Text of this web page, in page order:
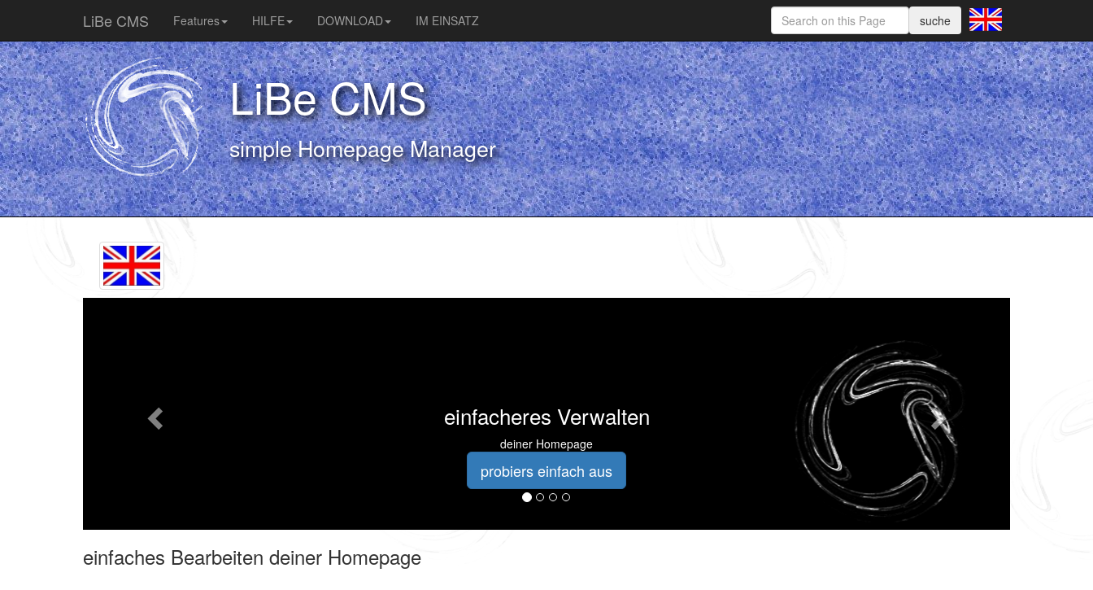
LiBe CMS Features HILFE DOWNLOAD IM EINSATZ
LiBe CMS
simple Homepage Manager
einfacheres Verwalten
deiner Homepage
probiers einfach aus
einfaches Bearbeiten deiner Homepage